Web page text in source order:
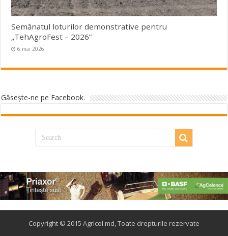
Semănatul loturilor demonstrative pentru
„TehAgroFest – 2026”
6 mai 2026
Găseşte-ne pe Facebook.
Copyright © 2015 Agricol.md, Toate drepturile rezervate